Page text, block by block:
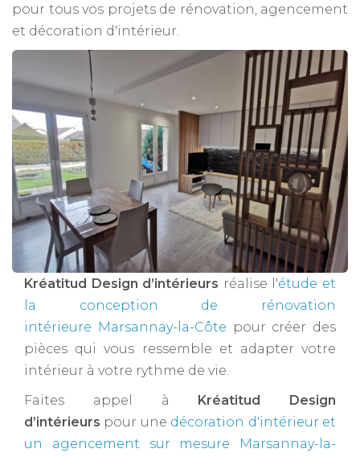
pour tous vos projets de rénovation, agencement
et décoration d'intérieur.
Kréatitud Design d’intérieurs réalise l'étude et
la conception de rénovation
intérieure Marsannay-la-Côte pour créer des
pièces qui vous ressemble et adapter votre
intérieur à votre rythme de vie.
Faites appel à
Kréatitud Design
d’intérieurs pour une décoration d'intérieur et
un agencement sur mesure Marsannay-la-